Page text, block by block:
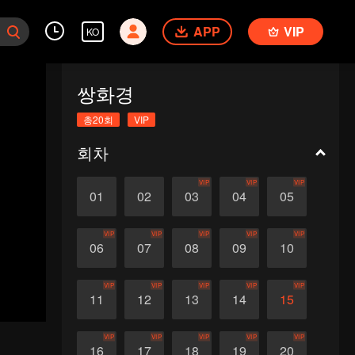
KO APP VIP
쌍화경
총20회 VIP
회차
01 02 03
VIP
04
VIP
05
VIP
06
VIP
07
VIP
08
VIP
09
VIP
10
VIP
11
VIP
12
VIP
13
VIP
14
VIP
15
VIP
16
VIP
17
VIP
18
VIP
19
VIP
20
VIP